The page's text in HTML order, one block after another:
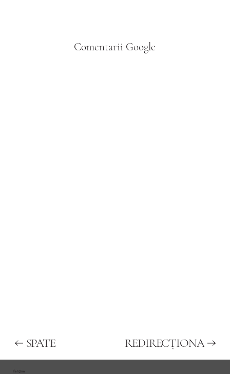
Comentarii Google
SPATE REDIRECŢIONA
İletişim